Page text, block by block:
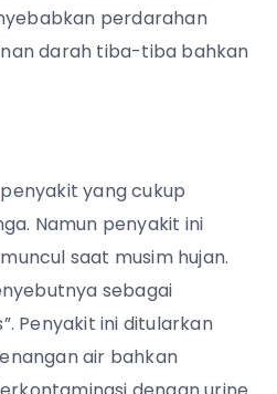
perdarahan
darah tiba-tiba bahkan
yang cukup
Namun penyakit ini
saat musim hujan.
sebagai
Penyakit ini ditularkan
air bahkan